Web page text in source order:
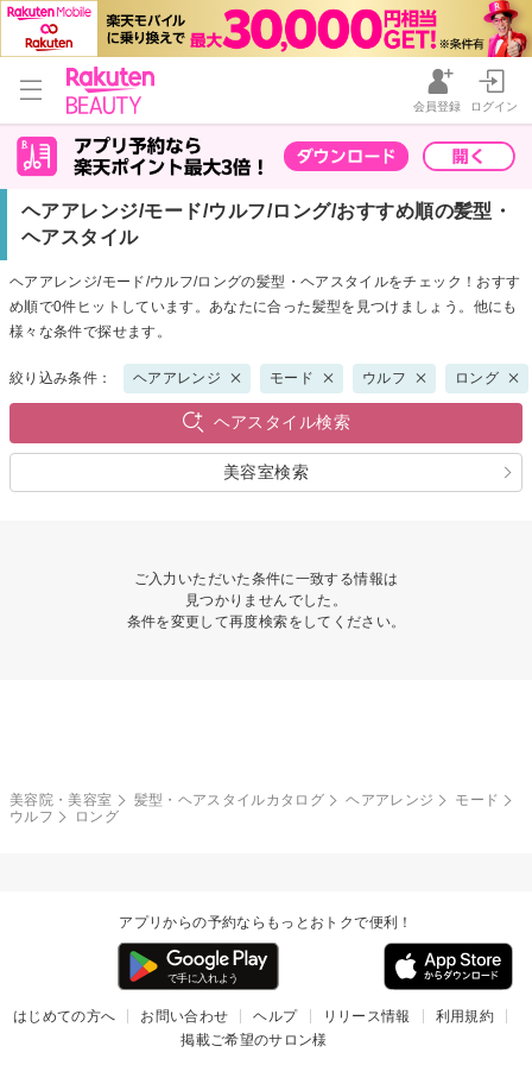
会員登録 ログイン
ヘアアレンジ/モード/ウルフ/ロング/おすすめ順の髪型・
ヘアスタイル
ヘアアレンジ/モード/ウルフ/ロングの髪型・ヘアスタイルをチェック！おすす
め順で0件ヒットしています。あなたに合った髪型を見つけましょう。他にも
様々な条件で探せます。
絞り込み条件： ヘアアレンジ モード ウルフ ロング
ヘアスタイル検索
美容室検索
ご入力いただいた条件に一致する情報は
見つかりませんでした。
条件を変更して再度検索をしてください。
美容院・美容室 髪型・ヘアスタイルカタログ ヘアアレンジ
モード
ウルフ
ロング
アプリからの予約ならもっとおトクで便利！
はじめての方へ お問い合わせ ヘルプ リリース情報
利用規約
掲載ご希望のサロン様